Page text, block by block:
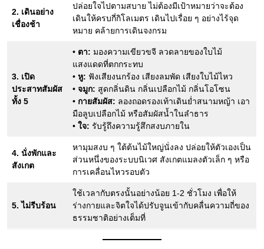
2. เดินอย่าง
เชื่องช้า
ปล่อยใจไปตามสบาย ไม่ต้องมีเป้าหมายว่าจะต้อง
เดินให้ครบกี่กิโลเมตร เดินไปเรื่อย ๆ อย่างไร้จุด
หมาย คล้ายการเดินจงกรม
3. เปิด
ประสาทสัมผัส
ทั้ง 5
• ตา: มองความเขียวขจี ลวดลายของใบไม้
แสงแดดที่ตกกระทบ
• หู: ฟังเสียงนกร้อง เสียงลมพัด เสียงใบไม้ไหว
• จมูก: สูดกลิ่นดิน กลิ่นเปลือกไม้ กลิ่นโอโซน
• กายสัมผัส: ลองถอดรองเท้าเดินย่ำสนามหญ้า เอา
มือลูบเปลือกไม้ หรือสัมผัสน้ำในลำธาร
• ใจ: รับรู้ถึงความรู้สึกสงบภายใน
4. นั่งพักและ
สังเกต
หามุมสงบ ๆ ใต้ต้นไม้ใหญ่นั่งลง ปล่อยให้ตัวเองเป็น
ส่วนหนึ่งของระบบนิเวศ สังเกตแมลงตัวเล็ก ๆ หรือ
การเคลื่อนไหวรอบตัว
5. ไม่รีบร้อน
ใช้เวลากับตรงนั้นอย่างน้อย 1-2 ชั่วโมง เพื่อให้
ร่างกายและจิตใจได้ปรับจูนเข้ากับคลื่นความถี่ของ
ธรรมชาติอย่างเต็มที่